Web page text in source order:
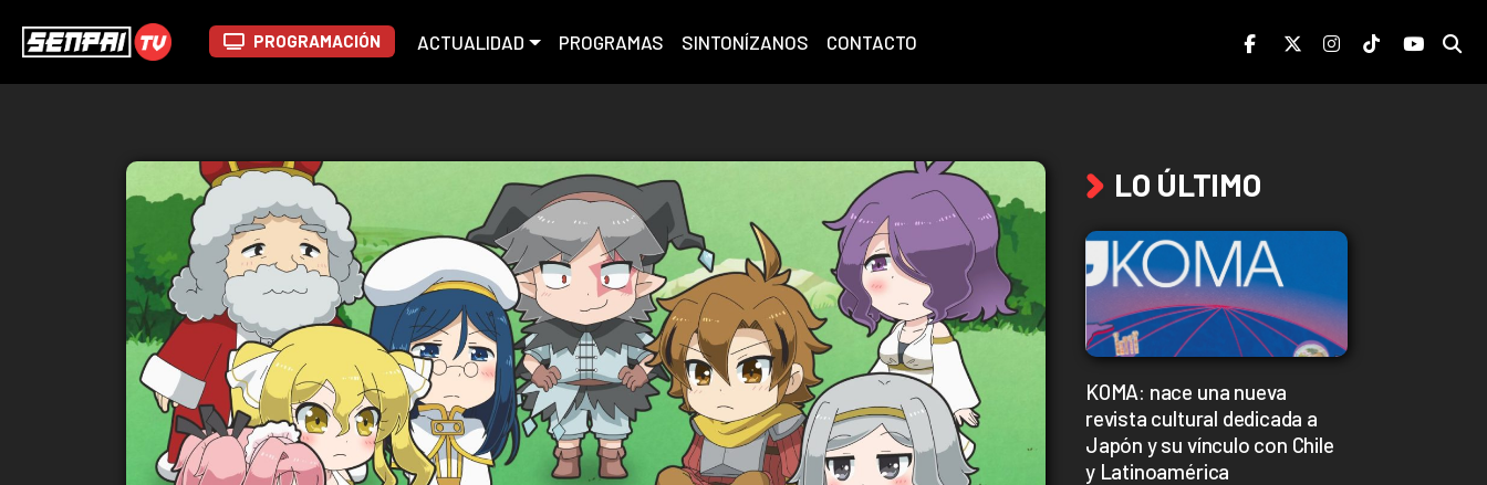
PROGRAMACIÓN ACTUALIDAD PROGRAMAS SINTONÍZANOS CONTACTO
LO ÚLTIMO
KOMA: nace una nueva
revista cultural dedicada a
Japón y su vínculo con Chile
y Latinoamérica